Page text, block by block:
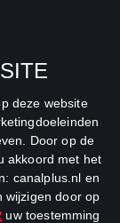
deze website
Door op de
akkoord met het
canalplus.nl en
wijzigen door op
uw toestemming